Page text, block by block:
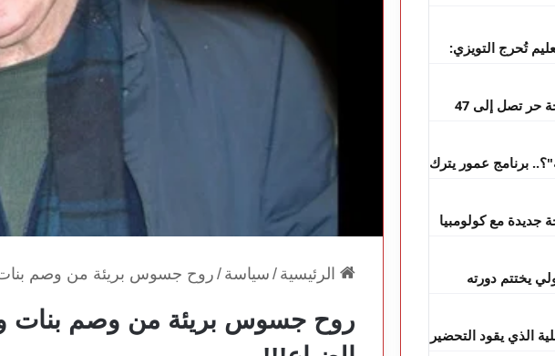
الرئيسية / سياسة / روح جسوس بريئة من وصم بنات
روح جسوس بريئة من وصم بنات
تُحرج التويزي:
نشرة إنذارية.. موجة حر تصل إلى 47
برنامج عمور يترك
جديدة مع كولومبيا
يختتم دورته
الذي يقود التحضير